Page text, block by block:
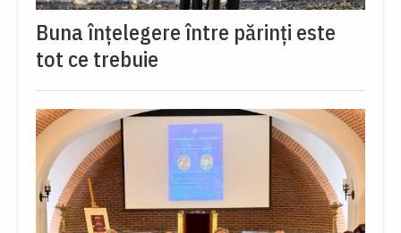
Buna înțelegere între părinți este
tot ce trebuie